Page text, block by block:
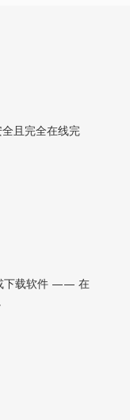
且完全在线完
下载软件 —— 在